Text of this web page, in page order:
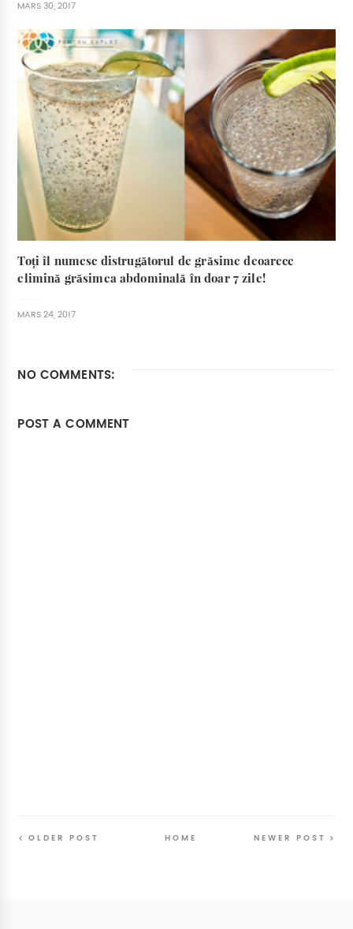
MARS 30, 2017
Toți îl numesc distrugătorul de grăsime deoarece
elimină grăsimea abdominală în doar 7 zile!
MARS 24, 2017
NO COMMENTS:
POST A COMMENT
NEWER POST
OLDER POST HOME